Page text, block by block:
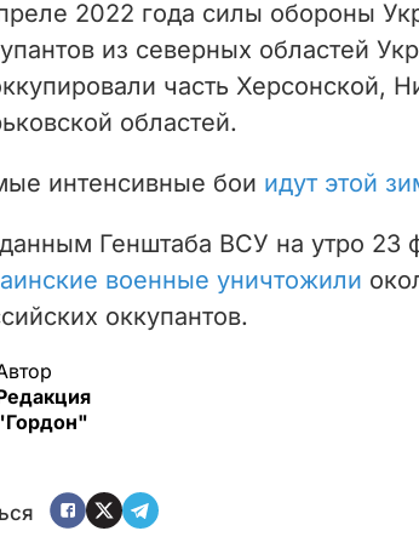
2022 года силы обороны
из северных областей
часть Херсонской,
областей.
интенсивные бои идут этой
Генштаба ВСУ на утро 23
военные уничтожили
оккупантов.